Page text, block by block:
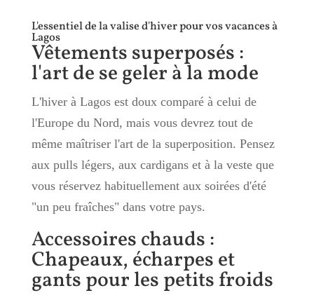
L'essentiel de la valise d'hiver pour vos vacances à
Lagos
Vêtements superposés :
l'art de se geler à la mode
L'hiver à Lagos est doux comparé à celui de
l'Europe du Nord, mais vous devrez tout de
même maîtriser l'art de la superposition. Pensez
aux pulls légers, aux cardigans et à la veste que
vous réservez habituellement aux soirées d'été
"un peu fraîches" dans votre pays.
Accessoires chauds :
Chapeaux, écharpes et
gants pour les petits froids